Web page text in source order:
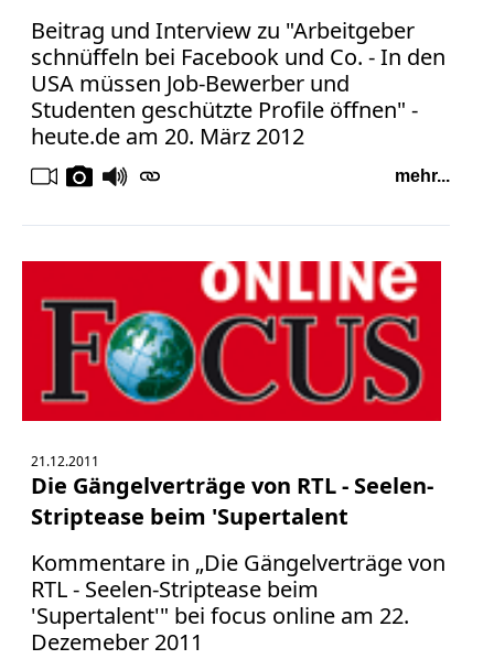
Beitrag und Interview zu "Arbeitgeber
schnüffeln bei Facebook und Co. - In den
USA müssen Job-Bewerber und
Studenten geschützte Profile öffnen" -
heute.de am 20. März 2012
mehr...
21.12.2011
Die Gängelverträge von RTL - Seelen-
Striptease beim 'Supertalent
Kommentare in „Die Gängelverträge von
RTL - Seelen-Striptease beim
'Supertalent'" bei focus online am 22.
Dezemeber 2011